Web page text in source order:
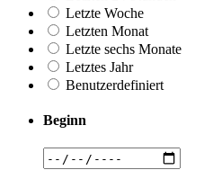
Letzte Woche
Letzten Monat
Letzte sechs Monate
Letztes Jahr
Benutzerdefiniert
Beginn